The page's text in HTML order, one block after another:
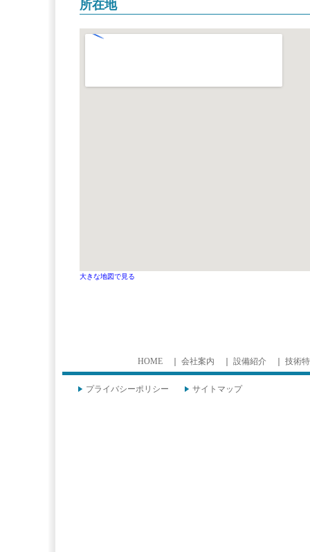
所在地
大きな地図で見る
HOME 会社案内 設備紹介 技術
プライバシーポリシー サイトマップ